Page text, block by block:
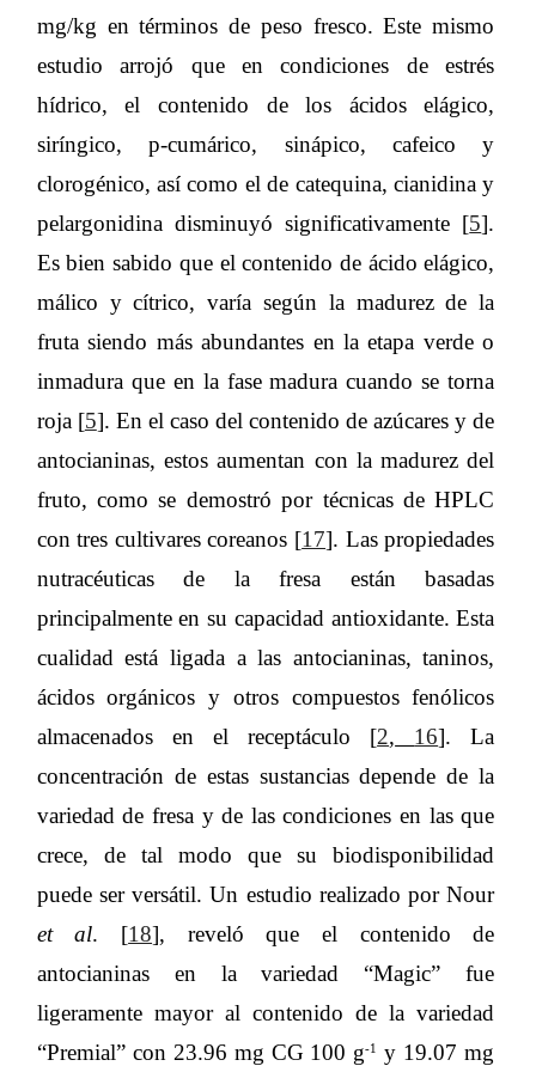
mg/kg en términos de peso fresco. Este mismo
estudio arrojó que en condiciones de estrés
hídrico, el contenido de los ácidos elágico,
siríngico, p-cumárico, sinápico, cafeico y
clorogénico, así como el de catequina, cianidina y
pelargonidina disminuyó significativamente [5].
Es bien sabido que el contenido de ácido elágico,
málico y cítrico, varía según la madurez de la
fruta siendo más abundantes en la etapa verde o
inmadura que en la fase madura cuando se torna
roja [5]. En el caso del contenido de azúcares y de
antocianinas, estos aumentan con la madurez del
fruto, como se demostró por técnicas de HPLC
con tres cultivares coreanos [17]. Las propiedades
nutracéuticas de la fresa están basadas
principalmente en su capacidad antioxidante. Esta
cualidad está ligada a las antocianinas, taninos,
ácidos orgánicos y otros compuestos fenólicos
almacenados en el receptáculo [2, 16]. La
concentración de estas sustancias depende de la
variedad de fresa y de las condiciones en las que
crece, de tal modo que su biodisponibilidad
puede ser versátil. Un estudio realizado por Nour
et al. [18], reveló que el contenido de
antocianinas en la variedad “Magic” fue
ligeramente mayor al contenido de la variedad
“Premial” con 23.96 mg CG 100 g-1
y 19.07 mg